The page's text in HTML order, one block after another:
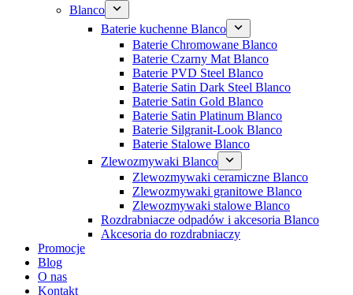
Blanco
Baterie kuchenne Blanco
Baterie Chromowane Blanco
Baterie Czarny Mat Blanco
Baterie PVD Steel Blanco
Baterie Satin Dark Steel Blanco
Baterie Satin Gold Blanco
Baterie Satin Platinum Blanco
Baterie Silgranit-Look Blanco
Baterie Stalowe Blanco
Zlewozmywaki Blanco
Zlewozmywaki ceramiczne Blanco
Zlewozmywaki granitowe Blanco
Zlewozmywaki stalowe Blanco
Rozdrabniacze odpadów i akcesoria Blanco
Akcesoria do rozdrabniaczy
Promocje
Blog
O nas
Kontakt